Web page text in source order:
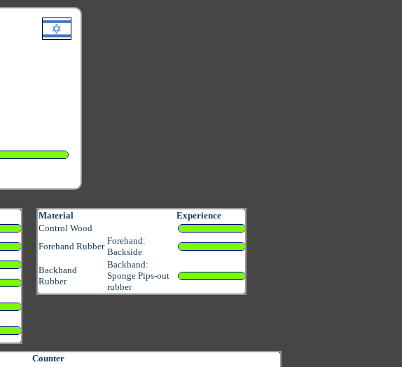
Material
Experience
Control Wood
Forehand Rubber
Forehand:
Backside
Backhand
Rubber
Backhand:
Sponge Pips-out
rubber
Counter